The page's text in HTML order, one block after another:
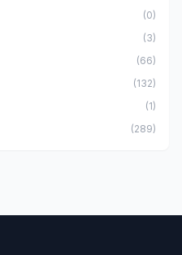
(0)
(3)
(66)
(132)
(1)
(289)